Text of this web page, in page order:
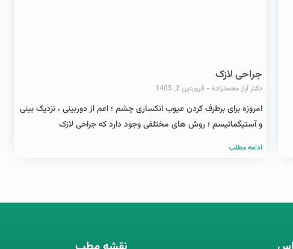
جراحی لازک
دکتر آراز محمدزاده فروردین 2, 1405
امروزه برای برطرف کردن عیوب انکساری چشم ؛ اعم از دوربینی ، نزدیک بینی
و آستیگماتیسم ؛ روش های مختلفی وجود دارد که جراحی لازک
ادامه مطلب